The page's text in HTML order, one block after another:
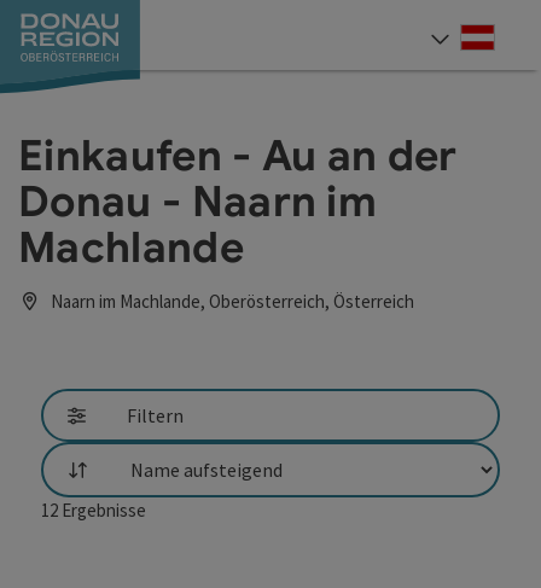
Zum Inhalt
Zur Navigation
Zum Seitenanfang
Zur Kontaktseite
Zum Impressum
Zur Startseite
Einkaufen - Au an der
Donau - Naarn im
Machlande
Naarn im Machlande, Oberösterreich, Österreich
Filtern
Sortierung
12 Ergebnisse